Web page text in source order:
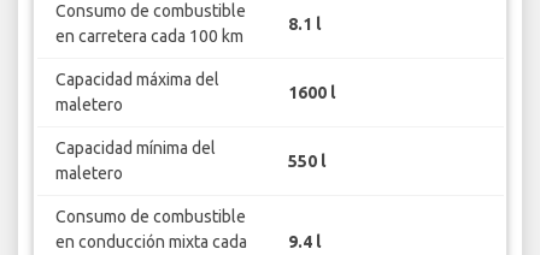
Consumo de combustible
en carretera cada 100 km
8.1 l
Capacidad máxima del
maletero
1600 l
Capacidad mínima del
maletero
550 l
Consumo de combustible
en conducción mixta cada
9.4 l